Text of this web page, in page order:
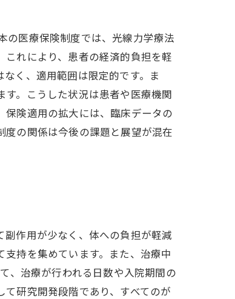
の医療保険制度では、光線力学療法
れにより、患者の経済的負担を軽
く、適用範囲は限定的です。ま
。こうした状況は患者や医療機関
険適用の拡大には、臨床データの
の関係は今後の課題と展望が混在
作用が少なく、体への負担が軽減
持を集めています。また、治療中
、治療が行われる日数や入院期間の
研究開発段階であり、すべてのが